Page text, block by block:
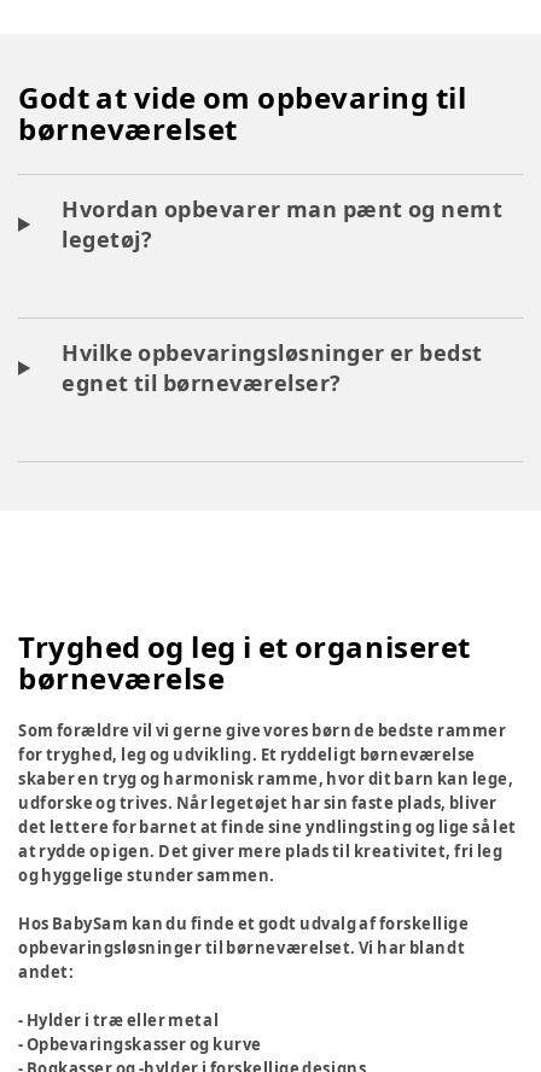
Godt at vide om opbevaring til
børneværelset
Hvordan opbevarer man pænt og nemt
legetøj?
Hvilke opbevaringsløsninger er bedst
egnet til børneværelser?
Tryghed og leg i et organiseret
børneværelse
Som forældre vil vi gerne give vores børn de bedste rammer
for tryghed, leg og udvikling. Et ryddeligt børneværelse
skaber en tryg og harmonisk ramme, hvor dit barn kan lege,
udforske og trives. Når legetøjet har sin faste plads, bliver
det lettere for barnet at finde sine yndlingsting og lige så let
at rydde op igen. Det giver mere plads til kreativitet, fri leg
og hyggelige stunder sammen.
Hos BabySam kan du finde et godt udvalg af forskellige
opbevaringsløsninger til børneværelset. Vi har blandt
andet:
- Hylder i træ eller metal
- Opbevaringskasser og kurve